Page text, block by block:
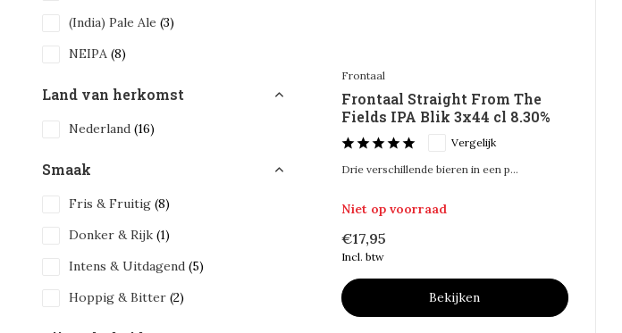
(India) Pale Ale (3)
NEIPA (8)
Land van herkomst
Nederland (16)
Smaak
Fris & Fruitig (8)
Donker & Rijk (1)
Intens & Uitdagend (5)
Hoppig & Bitter (2)
Frontaal
Frontaal Straight From The
Fields IPA Blik 3x44 cl 8.30%
Vergelijk
Drie verschillende bieren in een p...
Niet op voorraad
€17,95
Incl. btw
Bekijken